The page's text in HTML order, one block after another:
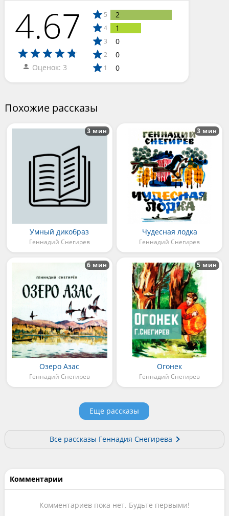
4.67
Оценок: 3
5 2
4 1
3 0
2 0
1 0
Похожие рассказы
Умный дикобраз
Геннадий Снегирев
3 мин
Чудесная лодка
Геннадий Снегирев
3 мин
Озеро Азас
Геннадий Снегирев
6 мин
Огонек
Геннадий Снегирев
5 мин
Еще рассказы
Все рассказы Геннадия Снегирева
Комментарии
Комментариев пока нет. Будьте первыми!